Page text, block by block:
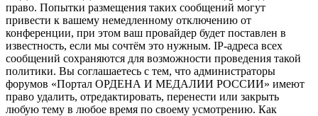
право. Попытки размещения таких сообщений могут
привести к вашему немедленному отключению от
конференции, при этом ваш провайдер будет поставлен в
известность, если мы сочтём это нужным. IP-адреса всех
сообщений сохраняются для возможности проведения такой
политики. Вы соглашаетесь с тем, что администраторы
форумов «Портал ОРДЕНА И МЕДАЛИИ РОССИИ» имеют
право удалить, отредактировать, перенести или закрыть
любую тему в любое время по своему усмотрению. Как